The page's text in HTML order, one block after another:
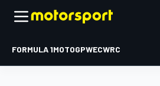
FORMULA 1MOTOGPWECWRC